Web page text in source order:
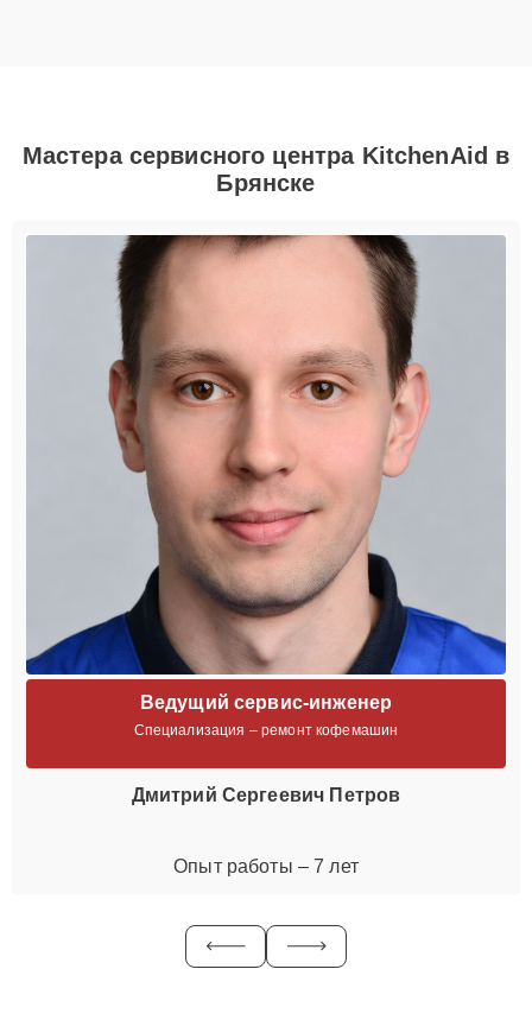
Мастера сервисного центра KitchenAid в
Брянске
Ведущий сервис-инженер
Специализация – ремонт кофемашин
Дмитрий Сергеевич Петров
Опыт работы – 7 лет